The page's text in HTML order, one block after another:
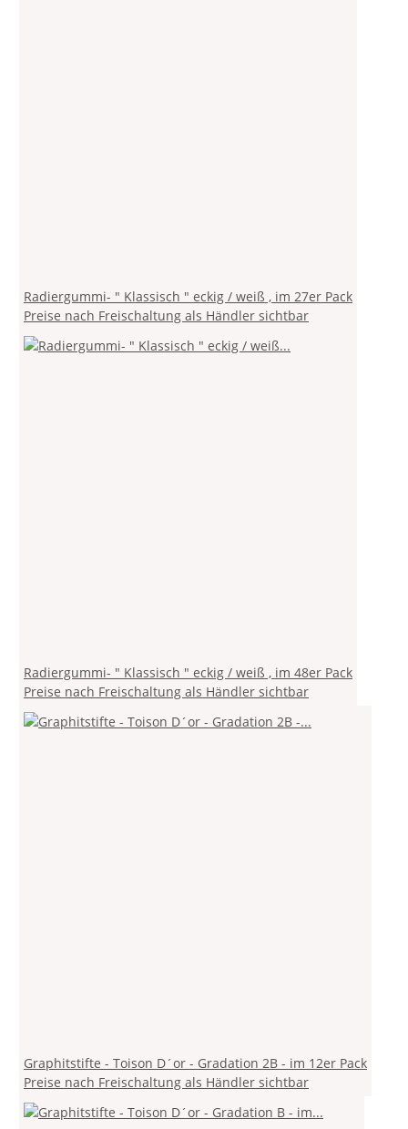
Radiergummi- " Klassisch " eckig / weiß , im 27er Pack
Preise nach Freischaltung als Händler sichtbar
Radiergummi- " Klassisch " eckig / weiß , im 48er Pack
Preise nach Freischaltung als Händler sichtbar
Graphitstifte - Toison D´or - Gradation 2B - im 12er Pack
Preise nach Freischaltung als Händler sichtbar